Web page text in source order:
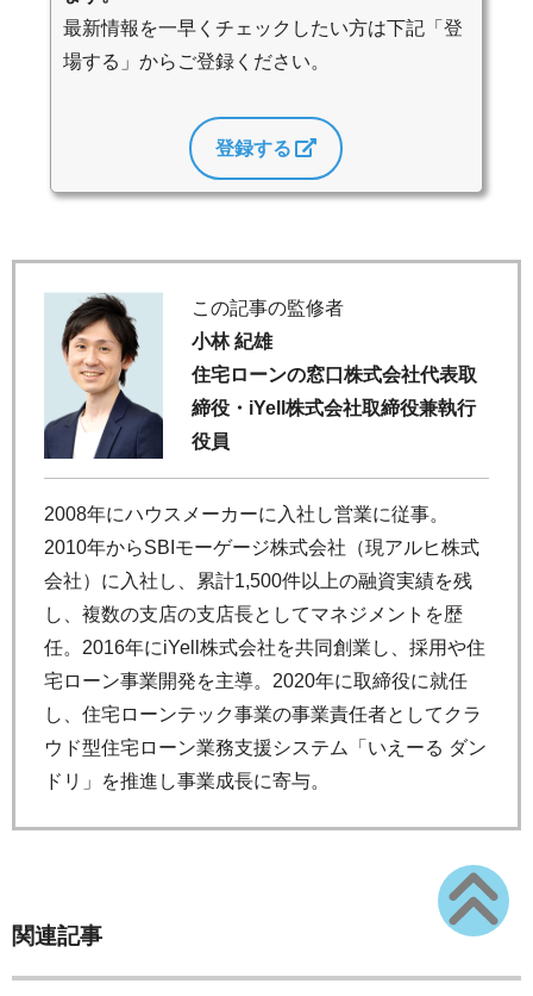
最新情報を一早くチェックしたい方は下記「登
場する」からご登録ください。
登録する
この記事の監修者
小林 紀雄
住宅ローンの窓口株式会社代表取
締役・iYell株式会社取締役兼執行
役員
2008年にハウスメーカーに入社し営業に従事。
2010年からSBIモーゲージ株式会社（現アルヒ株式
会社）に入社し、累計1,500件以上の融資実績を残
し、複数の支店の支店長としてマネジメントを歴
任。2016年にiYell株式会社を共同創業し、採用や住
宅ローン事業開発を主導。2020年に取締役に就任
し、住宅ローンテック事業の事業責任者としてクラ
ウド型住宅ローン業務支援システム「いえーる ダン
ドリ」を推進し事業成長に寄与。
関連記事